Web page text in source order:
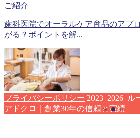
ご紹介
歯科医院でオーラルケア商品のアプ
がる？ポイントを解...
プライバシーポリシー 2023–2026 ル
アドクロ｜創業30年の信頼と実績